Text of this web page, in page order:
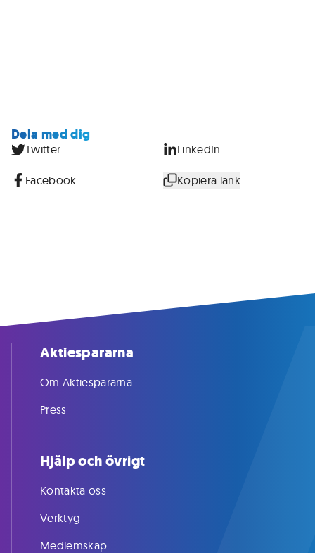
Dela med dig
Twitter LinkedIn
Facebook Kopiera länk
Aktiespararna
Om Aktiespararna
Press
Hjälp och övrigt
Kontakta oss
Verktyg
Medlemskap